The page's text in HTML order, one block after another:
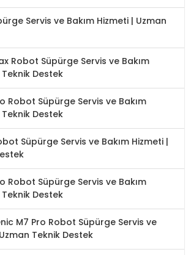
Servis ve Bakım Hizmeti | Uzman
Robot Süpürge Servis ve Bakım
Destek
Robot Süpürge Servis ve Bakım
Destek
Süpürge Servis ve Bakım Hizmeti |
Robot Süpürge Servis ve Bakım
Destek
M7 Pro Robot Süpürge Servis ve
Teknik Destek